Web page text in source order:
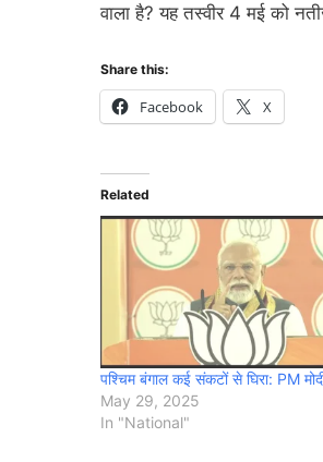
वाला है? यह तस्वीर 4 मई को
Share this:
Facebook X
Related
पश्चिम बंगाल कई संकटों से घिरा: PM
May 29, 2025
In "National"